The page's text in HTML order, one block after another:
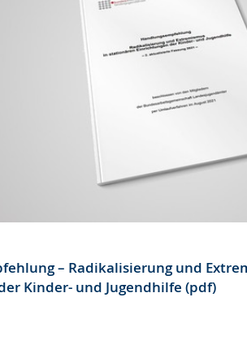
– Radikalisierung und
Kinder- und Jugendhilfe (pdf)